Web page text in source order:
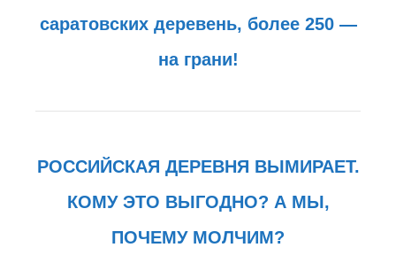
саратовских деревень, более 250 —
на грани!
РОССИЙСКАЯ ДЕРЕВНЯ ВЫМИРАЕТ.
КОМУ ЭТО ВЫГОДНО? А МЫ,
ПОЧЕМУ МОЛЧИМ?